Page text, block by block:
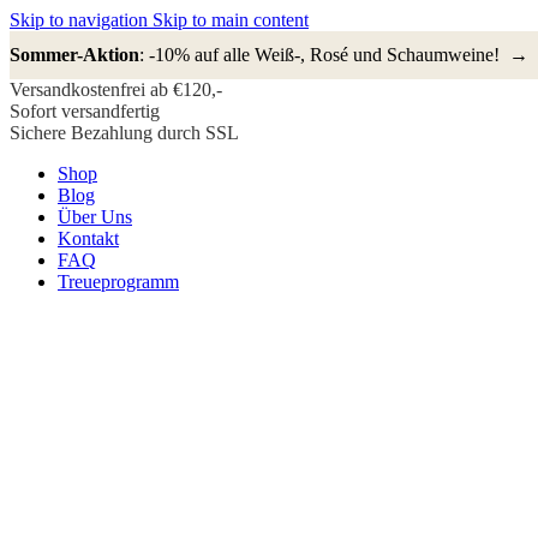
Skip to navigation Skip to main content
Sommer-Aktion: -10% auf alle Weiß-, Rosé und Schaumweine! →
Versandkostenfrei ab €120,-
Sofort versandfertig
Sichere Bezahlung durch SSL
Shop
Blog
Über Uns
Kontakt
FAQ
Treueprogramm